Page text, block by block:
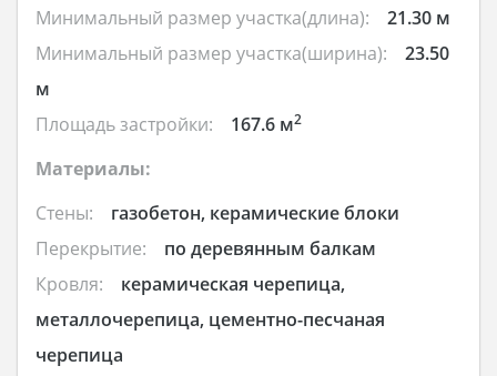
Минимальный размер участка(длина):
21.30 м
Минимальный размер участка(ширина):
23.50
м
Площадь застройки:
167.6 м2
Материалы:
Стены:
газобетон, керамические блоки
Перекрытие:
по деревянным балкам
Кровля:
керамическая черепица,
металлочерепица, цементно-песчаная
черепица